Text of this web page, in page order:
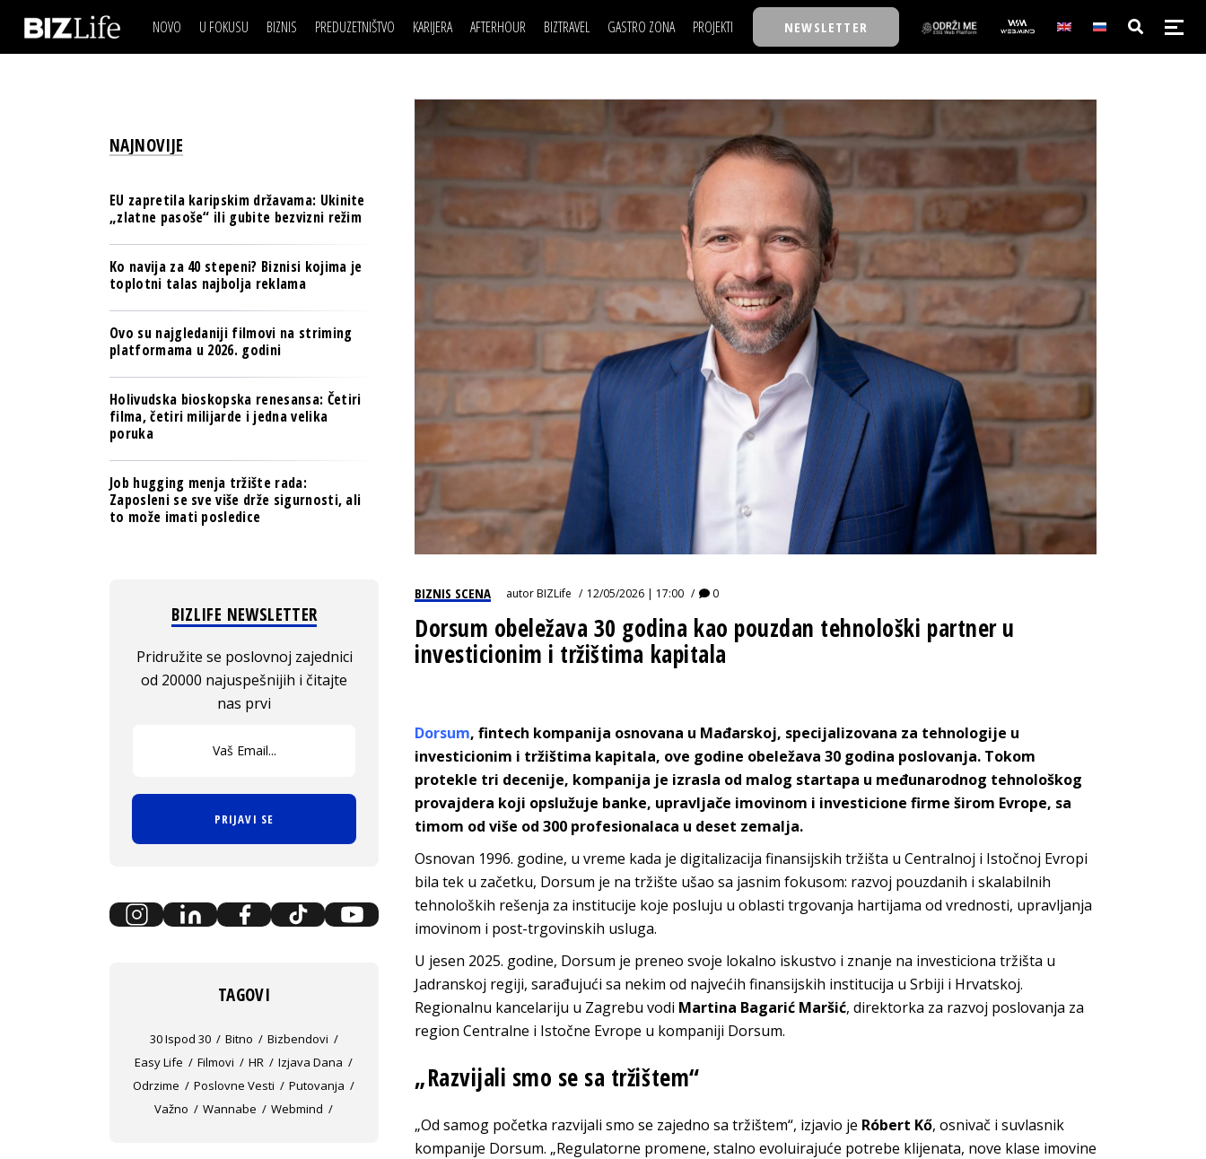
NOVO U FOKUSU BIZNIS
BANKE
OSIGURANJE
TECH I AI
BIZNIS & SPORT
PULS REGIONA
NOVO NA RAFU
PREDUZETNIŠTVO KARIJERA
USAVRŠAVANJE
KNOW-HOW
AFTERHOUR
STIL
WELLBEING
BIZTRAVEL GASTRO ZONA PROJEKTI
TASTY TALKS
30 ISPOD 30
BACK TO OFFICE/SCHOOL
BIZBENDOVI
BIZKOLEGIJUM
BMW BIZNIS LIGA
BIZLIFE WEEK
IZJAVA GODINE
NEWSLETTER
IZJAVA DANABIZNIS SCENA
BREND I KOMUNIKACIJE
OSIGURANJE
TECH I AI
PULS REGIONA
POSAO
MOJ UGAO
USAVRŠAVANJE
FILM I SCENA
AUTO SVET
NAJKOLEGA
30 ISPOD 30
BACK TO OFFICE/SCHOOL
BIZBENDOVI
BMW BIZNIS LIGA
BIZLIFE WEEK
IZJAVA GODINE
BIZNIS SCENA autorBIZLife 12/05/2026 | 17:00 0
Dorsum obeležava 30 godina kao pouzdan tehnološki partner u
investicionim i tržištima kapitala
Dorsum, fintech kompanija osnovana u Mađarskoj, specijalizovana za tehnologije u
investicionim i tržištima kapitala, ove godine obeležava 30 godina poslovanja. Tokom
protekle tri decenije, kompanija je izrasla od malog startapa u međunarodnog tehnološkog
provajdera koji opslužuje banke, upravljače imovinom i investicione firme širom Evrope, sa
timom od više od 300 profesionalaca u deset zemalja.
Osnovan 1996. godine, u vreme kada je digitalizacija finansijskih tržišta u Centralnoj i Istočnoj Evropi
bila tek u začetku, Dorsum je na tržište ušao sa jasnim fokusom: razvoj pouzdanih i skalabilnih
tehnoloških rešenja za institucije koje posluju u oblasti trgovanja hartijama od vrednosti, upravljanja
imovinom i post-trgovinskih usluga.
U jesen 2025. godine, Dorsum je preneo svoje lokalno iskustvo i znanje na investiciona tržišta u
Jadranskoj regiji, sarađujući sa nekim od najvećih finansijskih institucija u Srbiji i Hrvatskoj.
Regionalnu kancelariju u Zagrebu vodi Martina Bagarić Maršić, direktorka za razvoj poslovanja za
region Centralne i Istočne Evrope u kompaniji Dorsum.
„Razvijali smo se sa tržištem“
„Od samog početka razvijali smo se zajedno sa tržištem“, izjavio je Róbert Kő, osnivač i suvlasnik
kompanije Dorsum. „Regulatorne promene, stalno evoluirajuće potrebe klijenata, nove klase imovine
NAJNOVIJE
EU zapretila karipskim državama: Ukinite
„zlatne pasoše“ ili gubite bezvizni režim
Ko navija za 40 stepeni? Biznisi kojima je
toplotni talas najbolja reklama
Ovo su najgledaniji filmovi na striming
platformama u 2026. godini
Holivudska bioskopska renesansa: Četiri
filma, četiri milijarde i jedna velika
poruka
Job hugging menja tržište rada:
Zaposleni se sve više drže sigurnosti, ali
to može imati posledice
BIZLIFE NEWSLETTER
Pridružite se poslovnoj zajednici
od 20000 najuspešnijih i čitajte
nas prvi
PRIJAVI SE
TAGOVI
30 Ispod 30 Bitno
Bizbendovi
Easy Life
Filmovi HR
Izjava Dana
Odrzime
Poslovne Vesti
Putovanja
Važno
Wannabe Webmind